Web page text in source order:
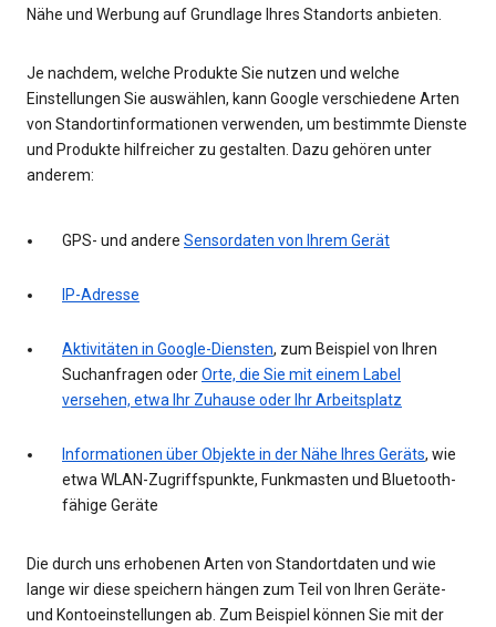
Nähe und Werbung auf Grundlage Ihres Standorts anbieten.
Je nachdem, welche Produkte Sie nutzen und welche
Einstellungen Sie auswählen, kann Google verschiedene Arten
von Standortinformationen verwenden, um bestimmte Dienste
und Produkte hilfreicher zu gestalten. Dazu gehören unter
anderem:
GPS- und andere Sensordaten von Ihrem Gerät
IP-Adresse
Aktivitäten in Google-Diensten, zum Beispiel von Ihren
Suchanfragen oderOrte, die Sie mit einem Label
versehen, etwa Ihr Zuhause oder Ihr Arbeitsplatz
Informationen über Objekte in der Nähe Ihres Geräts, wie
etwa WLAN-Zugriffspunkte, Funkmasten und Bluetooth-
fähige Geräte
Die durch uns erhobenen Arten von Standortdaten und wie
lange wir diese speichern hängen zum Teil von Ihren Geräte-
und Kontoeinstellungen ab. Zum Beispiel können Sie mit der